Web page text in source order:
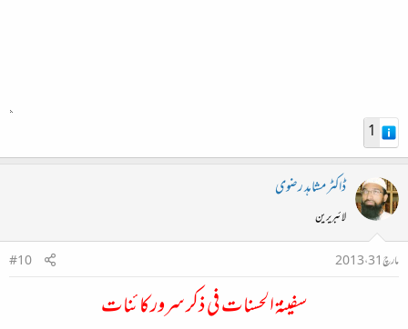
1
ڈاکٹر مشاہد رضوی
لائبریرین
مارچ 31، 2013
#10
سفینۃ الحسنات فی ذکر سرورکائنات